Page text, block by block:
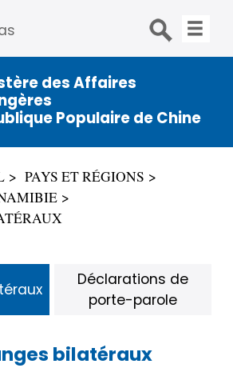
des Affaires
Populaire de Chine
PAYS ET RÉGIONS
bilatéraux
Déclarations de
porte-parole